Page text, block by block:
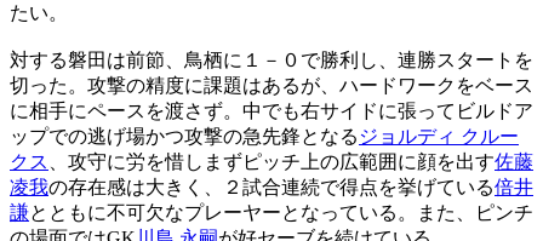
たい。
対する磐田は前節、鳥栖に１－０で勝利し、連勝スタートを
切った。攻撃の精度に課題はあるが、ハードワークをベース
に相手にペースを渡さず。中でも右サイドに張ってビルドア
ップでの逃げ場かつ攻撃の急先鋒となる ジョルディ クルー
クス
、攻守に労を惜しまずピッチ上の広範囲に顔を出す佐藤
凌我の存在感は大きく、２試合連続で得点を挙げている倍井
謙とともに不可欠なプレーヤーとなっている。また、ピンチ